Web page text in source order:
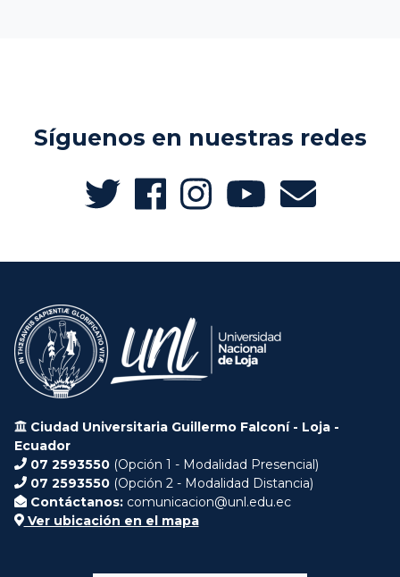
Síguenos en nuestras redes
Ciudad Universitaria Guillermo Falconí - Loja -
Ecuador
07 2593550 (Opción 1 - Modalidad Presencial)
07 2593550 (Opción 2 - Modalidad Distancia)
Contáctanos: comunicacion@unl.edu.ec
Ver ubicación en el mapa